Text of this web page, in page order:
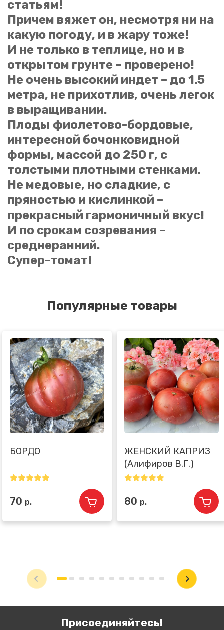
статьям!
Причем вяжет он, несмотря ни на
какую погоду, и в жару тоже!
И не только в теплице, но и в
открытом грунте – проверено!
Не очень высокий индет – до 1.5
метра, не прихотлив, очень легок
в выращивании.
Плоды фиолетово-бордовые,
интересной бочонковидной
формы, массой до 250 г, с
толстыми плотными стенками.
Не медовые, но сладкие, с
пряностью и кислинкой –
прекрасный гармоничный вкус!
И по срокам созревания –
среднеранний.
Супер-томат!
Оценка
Отправить отзыв
Популярные товары
БОРДО
70 р.
ЖЕНСКИЙ КАПРИЗ
(Алифиров В.Г.)
80 р.
Присоединяйтесь!